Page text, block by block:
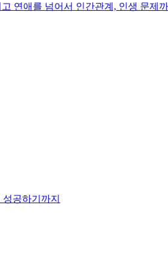
연애를 넘어서 인간관계, 인생 문제
공하기까지